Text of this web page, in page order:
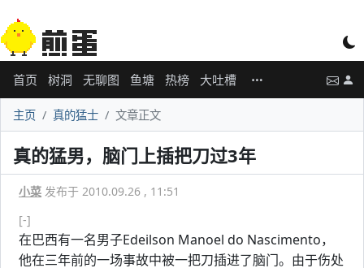
首页 树洞 无聊图 鱼塘 热榜 大吐槽
主页 真的猛士 文章正文
真的猛男，脑门上插把刀过3年
小菜 发布于 2010.09.26 , 11:51
[-]
在巴西有一名男子Edeilson Manoel do Nascimento，
他在三年前的一场事故中被一把刀插进了脑门。由于伤处